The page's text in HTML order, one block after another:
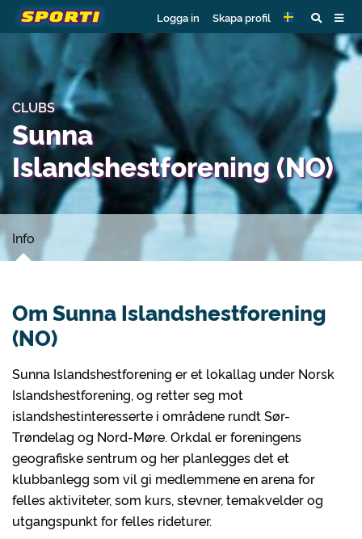
Logga in Skapa profil
CLUBS
Sunna
Islandshestforening (NO)
Info
Om Sunna Islandshestforening
(NO)
Sunna Islandshestforening er et lokallag under Norsk
Islandshestforening, og retter seg mot
islandshestinteresserte i områdene rundt Sør-
Trøndelag og Nord-Møre. Orkdal er foreningens
geografiske sentrum og her planlegges det et
klubbanlegg som vil gi medlemmene en arena for
felles aktiviteter, som kurs, stevner, temakvelder og
utgangspunkt for felles rideturer.